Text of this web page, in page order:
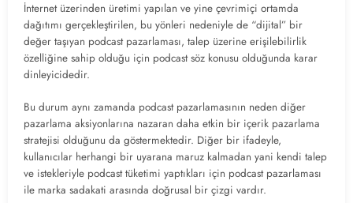
İnternet üzerinden üretimi yapılan ve yine çevrimiçi ortamda
dağıtımı gerçekleştirilen, bu yönleri nedeniyle de “dijital” bir
değer taşıyan podcast pazarlaması, talep üzerine erişilebilirlik
özelliğine sahip olduğu için podcast söz konusu olduğunda karar
dinleyicidedir.
Bu durum aynı zamanda podcast pazarlamasının neden diğer
pazarlama aksiyonlarına nazaran daha etkin bir içerik pazarlama
stratejisi olduğunu da göstermektedir. Diğer bir ifadeyle,
kullanıcılar herhangi bir uyarana maruz kalmadan yani kendi talep
ve istekleriyle podcast tüketimi yaptıkları için podcast pazarlaması
ile marka sadakati arasında doğrusal bir çizgi vardır.